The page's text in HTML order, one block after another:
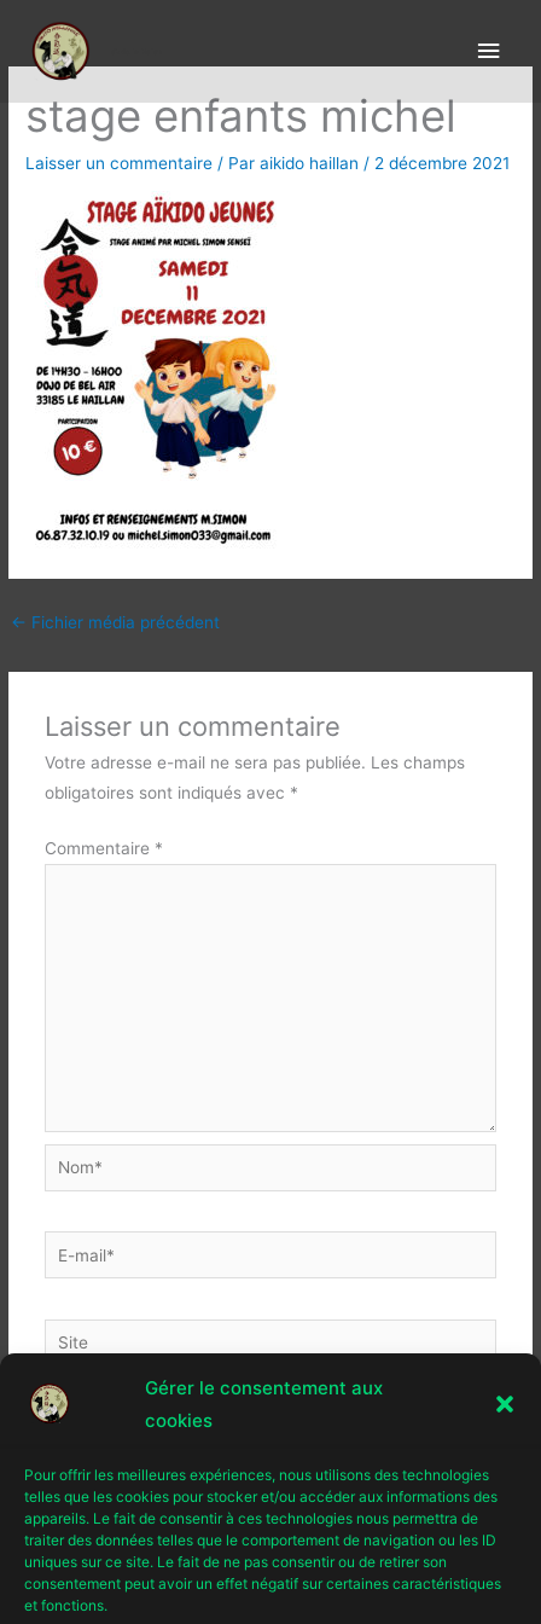
Gérer le consentement aux
cookies
Pour offrir les meilleures expériences, nous utilisons des technologies
telles que les cookies pour stocker et/ou accéder aux informations des
appareils. Le fait de consentir à ces technologies nous permettra de
traiter des données telles que le comportement de navigation ou les ID
uniques sur ce site. Le fait de ne pas consentir ou de retirer son
consentement peut avoir un effet négatif sur certaines caractéristiques
et fonctions.
contenu
stage enfants michel
Laisser un commentaire / Paraikido haillan / 2 décembre 2021
← Fichier média précédent
Laisser un commentaire
Votre adresse e-mail ne sera pas publiée. Les champs
obligatoires sont indiqués avec *
Commentaire *
Nom*
E-
mail*
Site